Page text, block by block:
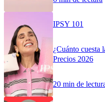
IPSY 101
¿Cuánto cuesta
Precios 2026
20 min de